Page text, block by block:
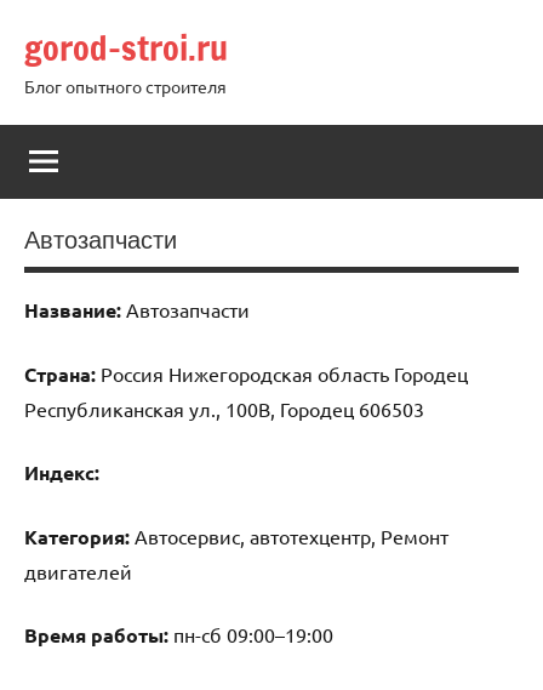
содержимому
gorod-stroi.ru
Блог опытного строителя
Автозапчасти
Название: Автозапчасти
Страна: Россия Нижегородская область Городец
Республиканская ул., 100В, Городец 606503
Индекс:
Категория: Автосервис, автотехцентр, Ремонт
двигателей
Время работы: пн-сб 09:00–19:00